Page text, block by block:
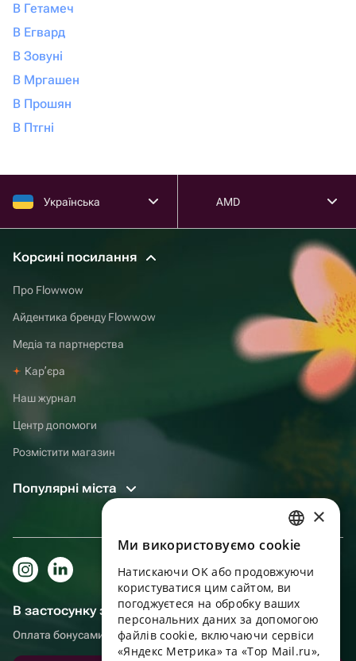
В Гетамеч
В Егвард
В Зовуні
В Мргашен
В Прошян
В Птгні
Українська AMD
Корсині посилання
Про Flowwow
Айдентика бренду Flowwow
Медіа та партнерства
Карʼєра
Наш журнал
Центр допомоги
Розмістити магазин
Популярні міста
В застосунку зручніше!
Оплата бонусами, самовивіз, зручний чат підтримки
RUSSIAN
ENGLISH
UKRAINIAN
PORTUGUESE
SPANISH
×
Ми використовуємо cookie
Натискаючи OK або продовжуючи
користуватися цим сайтом, ви
погоджуєтеся на обробку ваших
персональних даних за допомогою
файлів cookie, включаючи сервіси
«Яндекс Метрика» та «Top Mail.ru»,